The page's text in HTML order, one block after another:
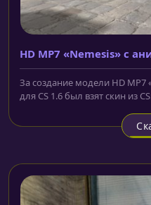
HD MP7 «Nemesis» с
За создание модели HD MP7
для CS 1.6 был взят скин из